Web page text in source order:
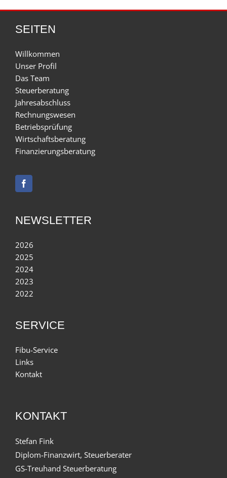
SEITEN
Willkommen
Unser Profil
Das Team
Steuerberatung
Jahresabschluss
Rechnungswesen
Betriebsprüfung
Wirtschaftsberatung
Finanzierungsberatung
NEWSLETTER
2026
2025
2024
2023
2022
SERVICE
Fibu-Service
Links
Kontakt
KONTAKT
Stefan Fink
Diplom-Finanzwirt, Steuerberater
GS-Treuhand Steuerberatung